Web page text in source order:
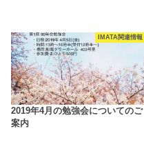
IMATA関連情報
2019年4月の勉強会についてのご
案内